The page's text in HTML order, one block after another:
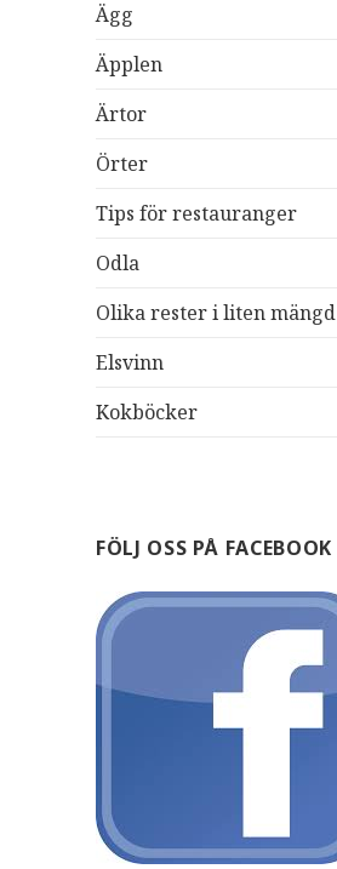
Ägg
Äpplen
Ärtor
Örter
Tips för restauranger
Odla
Olika rester i liten mängd
Elsvinn
Kokböcker
FÖLJ OSS PÅ FACEBOOK